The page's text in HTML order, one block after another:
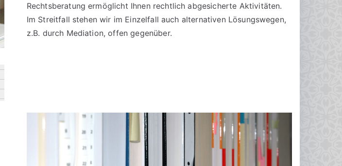
Rechtsberatung ermöglicht Ihnen rechtlich abgesicherte Aktivitäten.
Im Streitfall stehen wir im Einzelfall auch alternativen Lösungswegen,
z.B. durch Mediation, offen gegenüber.